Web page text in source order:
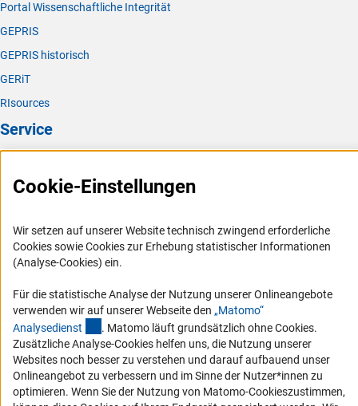
Portal Wissenschaftliche Integrität
GEPRIS
GEPRIS historisch
GERiT
RIsources
Service
FAQ
Logo und Corporate Design
RSS-Feeds
Vergabeverfahren
Barrierefreiheit
Service und Informationen für Menschen mit Behinderungen
Erklärung zur Barrierefreiheit
Cookie-Einstellungen
Wir setzen auf unserer Website technisch zwingend erforderliche
Cookies sowie Cookies zur Erhebung statistischer Informationen
(Analyse-Cookies) ein.
Für die statistische Analyse der Nutzung unserer Onlineangebote
verwenden wir auf unserer Webseite den „Matomo“
Analysedienst (externer Link)
. Matomo läuft grundsätzlich ohne Cookies.
Zusätzliche Analyse-Cookies helfen uns, die Nutzung unserer
Websites noch besser zu verstehen und darauf aufbauend unser
Onlineangebot zu verbessern und im Sinne der Nutzer*innen zu
optimieren. Wenn Sie der Nutzung von Matomo-Cookieszustimmen,